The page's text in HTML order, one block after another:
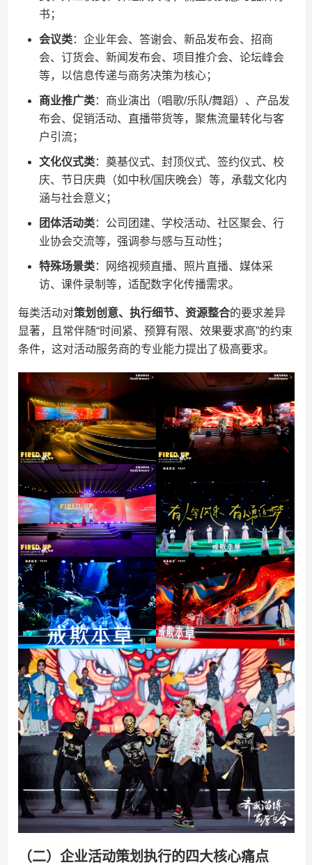
书；
​会议类​​：企业年会、答谢会、新品发布会、招商
会、订货会、新闻发布会、项目推介会、论坛峰会
等，以信息传递与商务决策为核心；
​商业推广类​​：商业演出（唱歌/乐队/舞蹈）、产品发
布会、促销活动、直播带货等，聚焦流量转化与客
户引流；
​文化仪式类​​：奠基仪式、封顶仪式、签约仪式、校
庆、节日庆典（如中秋/国庆晚会）等，承载文化内
涵与社会意义；
​团体活动类​​：公司团建、学校活动、社区聚会、行
业协会交流等，强调参与感与互动性；
​特殊场景类​​：网络视频直播、照片直播、媒体采
访、课件录制等，适配数字化传播需求。
每类活动对​​策划创意、执行细节、资源整合​​的要求差异
显著，且常伴随“时间紧、预算有限、效果要求高”的约束
条件，这对活动服务商的专业能力提出了极高要求。
（二）企业活动策划执行的四大核心痛点